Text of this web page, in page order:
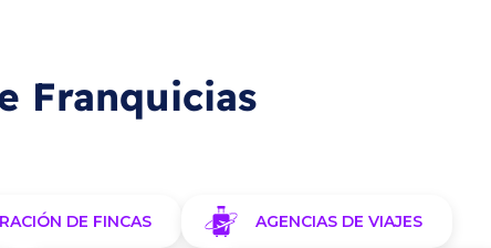
Franquicias
DE FINCAS AGENCIAS DE VIAJES